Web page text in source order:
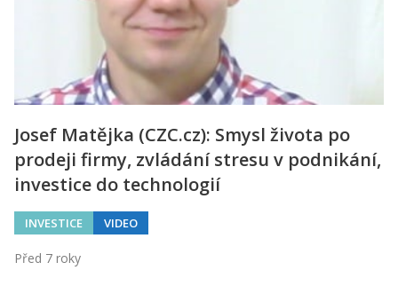
Josef Matějka (CZC.cz): Smysl života po
prodeji firmy, zvládání stresu v podnikání,
investice do technologií
INVESTICE VIDEO
Před 7 roky